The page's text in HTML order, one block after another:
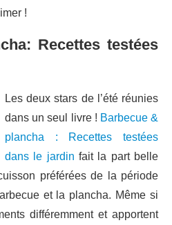
!
Recettes testées
Les deux stars de l’été réunies
dans un seul livre ! Barbecue &
plancha : Recettes testées
dans le jardin fait la part belle
préférées de la période
et la plancha. Même si
différemment et apportent